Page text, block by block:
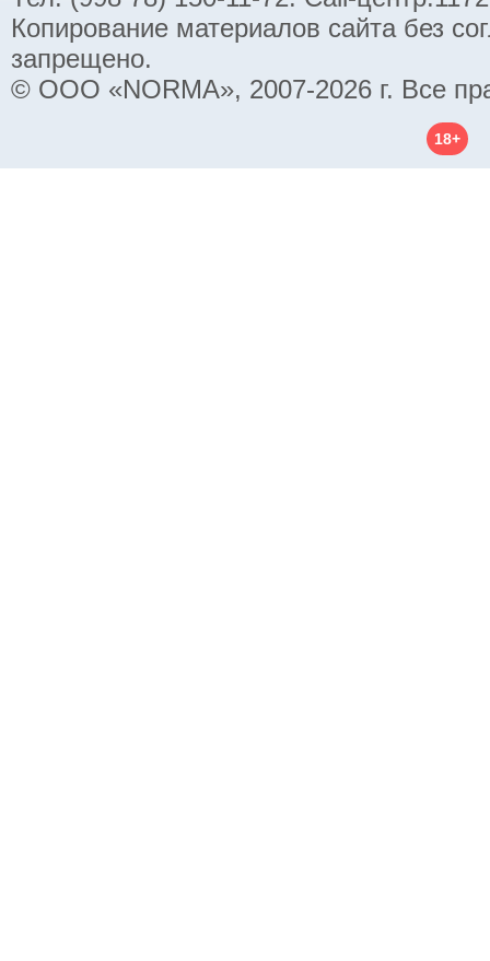
Копирование материалов сайта без
запрещено.
© ООО «NORMA», 2007-2026 г. Все
18+